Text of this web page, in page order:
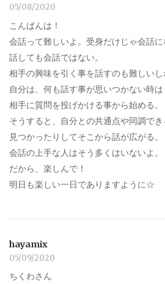
05/08/2020
こんばんは！
会話って難しいよ。受身だけじゃ会話
話しても会話ではない。
相手の興味を引く事を話すのも難しいし
自分は、何も話す事が思いつかない時は
相手に質問を投げかける事から始める。
そうすると、自分との共通点や同調で
見つかったりしてそこから話が広がる。
会話の上手な人はそう多くはいないよ。
だから、楽しんで！
明日も楽しい一日でありますように☆
hayamix
05/09/2020
ちくわさん